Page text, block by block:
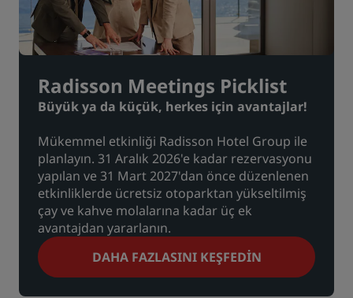
Radisson Meetings Picklist
Büyük ya da küçük, herkes için avantajlar!
Mükemmel etkinliği Radisson Hotel Group ile
planlayın. 31 Aralık 2026'e kadar rezervasyonu
yapılan ve 31 Mart 2027'dan önce düzenlenen
etkinliklerde ücretsiz otoparktan yükseltilmiş
çay ve kahve molalarına kadar üç ek
avantajdan yararlanın.
DAHA FAZLASINI KEŞFEDIN